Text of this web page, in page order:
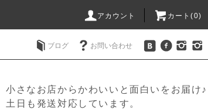
アカウント カート(0)
ブログ お問い合わせ
小さなお店からかわいいと面白いをお届け♪
土日も発送対応しています。